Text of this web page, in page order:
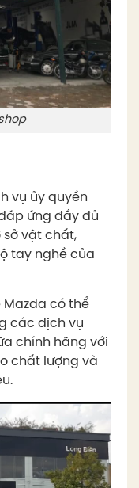
vụ ủy quyền
ứng đầy đủ
sở vật chất,
tay nghề của
Mazda có thể
các dịch vụ
chính hãng với
chất lượng và